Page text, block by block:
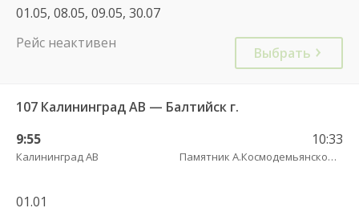
01.05, 08.05, 09.05, 30.07
Рейс неактивен
Выбрать
107 Калининград АВ — Балтийск г.
9:55
Калининград АВ
10:33
Памятник А.Космодемьянскому(Балтийское шоссе) трасса
01.01